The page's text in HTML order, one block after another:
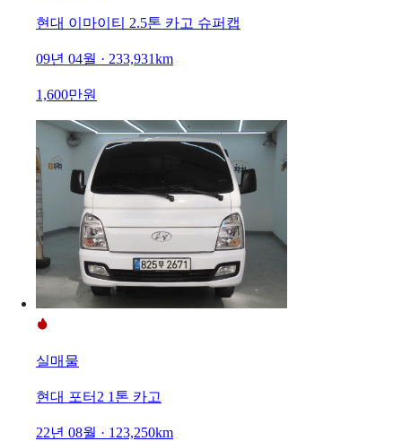
현대 이마이티 2.5톤 카고 슈퍼캡
09년 04월 · 233,931km
1,600만원
실매물
현대 포터2 1톤 카고
22년 08월 · 123,250km